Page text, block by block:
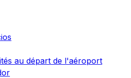
au départ de l'aéroport